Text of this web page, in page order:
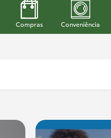
Compras Conveniência